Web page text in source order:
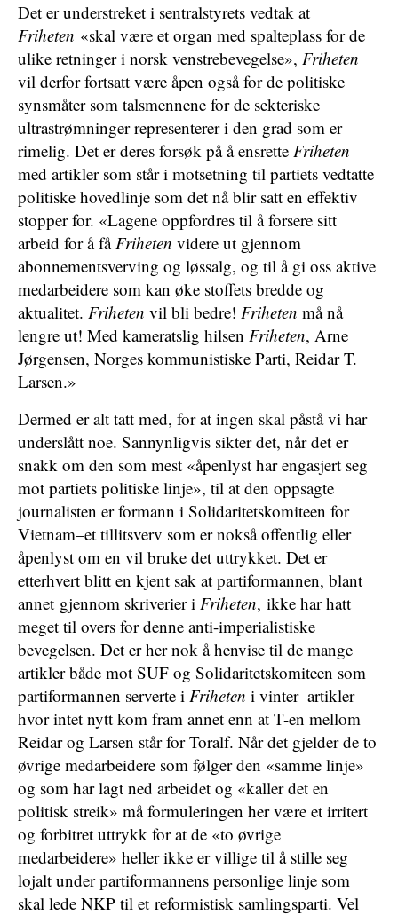
Det er understreket i sentralstyrets vedtak at
Friheten «skal være et organ med spalteplass for de
ulike retninger i norsk venstrebevegelse», Friheten
vil derfor fortsatt være åpen også for de politiske
synsmåter som talsmennene for de sekteriske
ultrastrømninger representerer i den grad som er
rimelig. Det er deres forsøk på å ensrette Friheten
med artikler som står i motsetning til partiets vedtatte
politiske hovedlinje som det nå blir satt en effektiv
stopper for. «Lagene oppfordres til å forsere sitt
arbeid for å fåFriheten videre ut gjennom
abonnementsverving og løssalg, og til å gi oss aktive
medarbeidere som kan øke stoffets bredde og
aktualitet. Friheten vil bli bedre! Friheten må nå
lengre ut! Med kameratslig hilsen Friheten, Arne
Jørgensen, Norges kommunistiske Parti, Reidar T.
Larsen.»
Dermed er alt tatt med, for at ingen skal påstå vi har
underslått noe. Sannynligvis sikter det, når det er
snakk om den som mest «åpenlyst har engasjert seg
mot partiets politiske linje», til at den oppsagte
journalisten er formann i Solidaritetskomiteen for
Vietnam–et tillitsverv som er nokså offentlig eller
åpenlyst om en vil bruke det uttrykket. Det er
etterhvert blitt en kjent sak at partiformannen, blant
annet gjennom skriverier i Friheten, ikke har hatt
meget til overs for denne anti-imperialistiske
bevegelsen. Det er her nok å henvise til de mange
artikler både mot SUF og Solidaritetskomiteen som
partiformannen serverte i Friheten i vinter–artikler
hvor intet nytt kom fram annet enn at T-en mellom
Reidar og Larsen står for Toralf. Når det gjelder de to
øvrige medarbeidere som følger den «samme linje»
og som har lagt ned arbeidet og «kaller det en
politisk streik» må formuleringen her være et irritert
og forbitret uttrykk for at de «to øvrige
medarbeidere» heller ikke er villige til å stille seg
lojalt under partiformannens personlige linje som
skal lede NKP til et reformistisk samlingsparti. Vel